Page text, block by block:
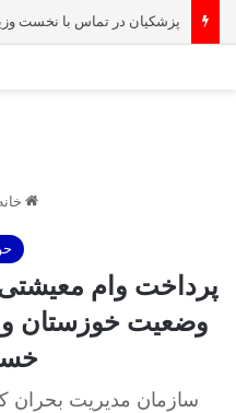
ظریف از دولت پزشکیان
پرداخت وام
وضعیت خوزستان و
سازمان مدیریت بحران